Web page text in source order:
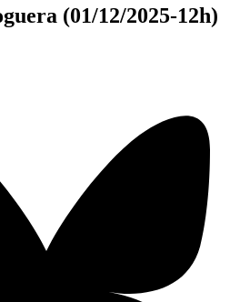
(01/12/2025-12h)